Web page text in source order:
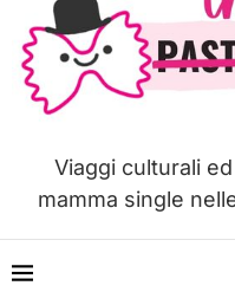
Viaggi culturali
mamma single